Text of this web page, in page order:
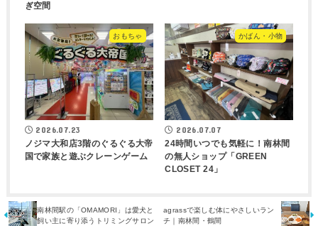
ぎ空間
おもちゃ
2026.07.23
ノジマ大和店3階のぐるぐる大帝
国で家族と遊ぶクレーンゲーム
かばん・小物
2026.07.07
24時間いつでも気軽に！南林間
の無人ショップ「GREEN
CLOSET 24」
南林間駅の「OMAMORI」は愛犬と
飼い主に寄り添うトリミングサロン
agrassで楽しむ体にやさしいラン
チ｜南林間・鶴間